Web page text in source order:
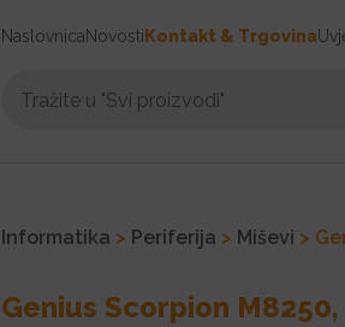
NaslovnicaNovosti Kontakt & Trgovina
Informatika > Periferija > Miševi >
Genius Scorpion